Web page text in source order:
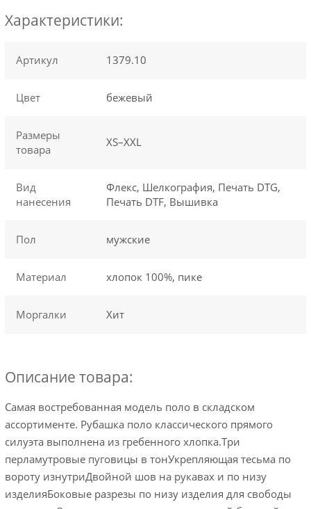
Характеристики:
Артикул 1379.10
Цвет бежевый
Размеры
товара
XS–XXL
Вид
нанесения
Флекс, Шелкография, Печать DTG,
Печать DTF, Вышивка
Пол мужские
Материал хлопок 100%, пике
Моргалки Хит
Описание товара:
Самая востребованная модель поло в складском
ассортименте. Рубашка поло классического прямого
силуэта выполнена из гребенного хлопка.Три
перламутровые пуговицы в тонУкрепляющая тесьма по
вороту изнутриДвойной шов на рукавах и по низу
изделияБоковые разрезы по низу изделия для свободы